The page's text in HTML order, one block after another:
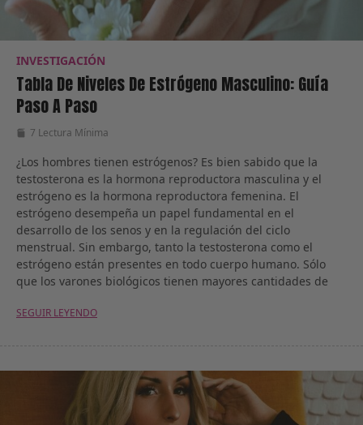
INVESTIGACIÓN
Tabla De Niveles De Estrógeno Masculino: Guía
Paso A Paso
7 Lectura Mínima
¿Los hombres tienen estrógenos? Es bien sabido que la
testosterona es la hormona reproductora masculina y el
estrógeno es la hormona reproductora femenina. El
estrógeno desempeña un papel fundamental en el
desarrollo de los senos y en la regulación del ciclo
menstrual. Sin embargo, tanto la testosterona como el
estrógeno están presentes en todo cuerpo humano. Sólo
que los varones biológicos tienen mayores cantidades de
SEGUIR LEYENDO